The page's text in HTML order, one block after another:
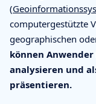
(
computergestützte
geographischen
können
analysieren und
präsentieren.